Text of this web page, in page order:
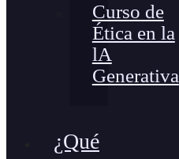
Curso de
Ética en la
lA
Generativa
¿Qué